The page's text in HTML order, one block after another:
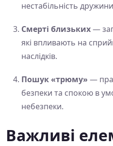
нестабільність
Смерті близьких—
які впливають на
наслідків.
Пошук «трюму» —
безпеки та спокою в
небезпеки.
Важливі